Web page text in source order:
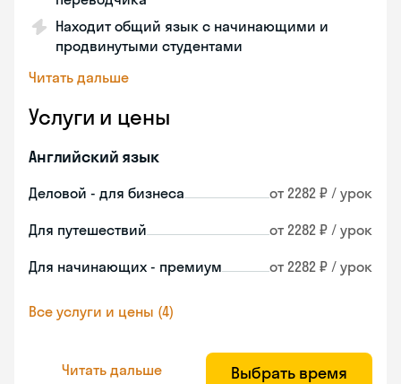
Находит общий язык с начинающими и
продвинутыми студентами
Читать дальше
Услуги и цены
Английский язык
Деловой - для бизнеса от 2282 ₽ / урок
Для путешествий от 2282 ₽ / урок
Для начинающих - премиум от 2282 ₽ / урок
Все услуги и цены (4)
Читать дальше Выбрать время